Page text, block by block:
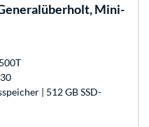
Mini-
| 512 GB SSD-